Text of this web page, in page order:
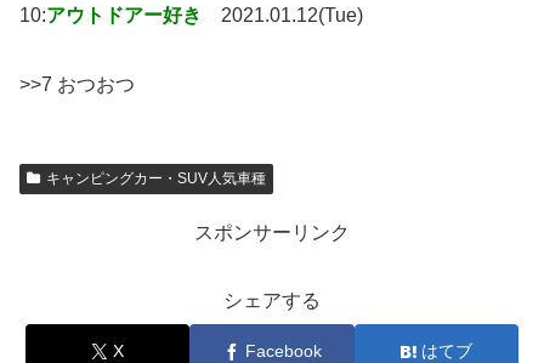
10:アウトドアー好き 2021.01.12(Tue)
>>7 おつおつ
キャンピングカー・SUV人気車種
スポンサーリンク
シェアする
X Facebook はてブ